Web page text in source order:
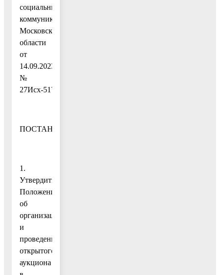
социальных
коммуникаций
Московской
области
от
14.09.2023
№
27Исх-5170,
ПОСТАНОВЛЯЮ:
1.
Утвердить
Положение
об
организации
и
проведении
открытого
аукциона